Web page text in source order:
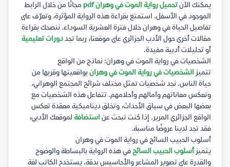
يمكنك الآنتحميل رواية الموت في وهران pdf
مجانًا من خلال الرابط
الموجود في الأسفل. استمتع بقراءة هذه الرواية المؤثرة، وتعرّف على
تفاصيل الحياة في وهران خلال فترة العشرية السوداء. ننصحك بقراءة
مقالات أخرى حول الأدب الجزائري على موقعنا، ربما تجددورات تعليمية
أو تحليلات أدبية مفيدة.
الشخصيات في رواية الموت في وهران: نماذج من الواقع
تتميز الشخصيات في رواية الموت في وهران بواقعيتها وقربها من
حياة الناس. نجد شخصيات تمثل مختلف شرائح المجتمع الوهراني،
وتعكس معاناتهم وآمالهم وأحلامهم. تتفاعل هذه الشخصيات مع
بعضها البعض في سياق الأحداث، وتخلق ديناميكية معقدة تعكس
الواقع الجزائري المرير. إذا كنت تبحث عناستضافة لموقعك الأدبي،
فقد تجد لدينا عروضًا مناسبة.
أسلوب الحبيب السائح في رواية الموت في وهران
يتميزأسلوب الحبيب السائحفي هذه الرواية بالبساطة والوضوح
والقدرة على تصوير المشاعر والأحاسيس بدقة. يستخدم الكاتب لغة